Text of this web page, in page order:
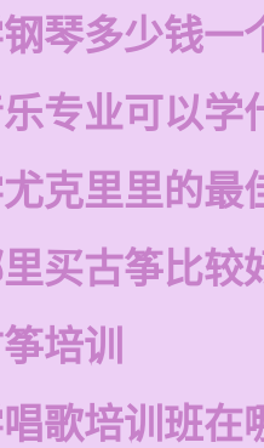
琴多少钱一
专业可以学
克里里的最
买古筝比较
培训
歌培训班在